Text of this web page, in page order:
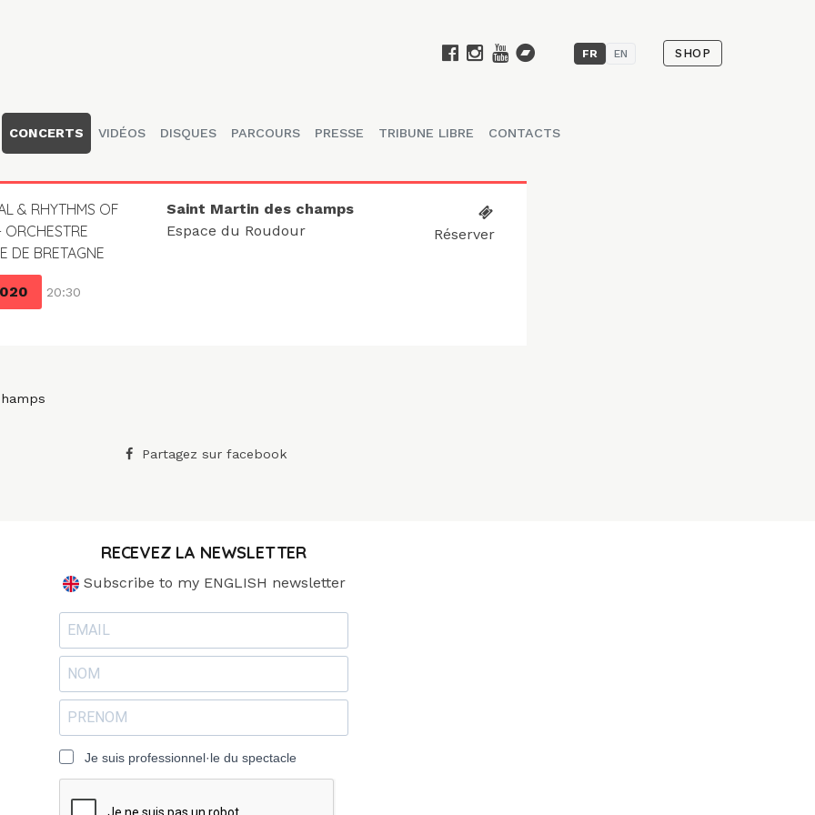
FR EN SHOP
CONCERTS VIDÉOS DISQUES PARCOURS PRESSE TRIBUNE LIBRE CONTACTS
& RHYTHMS OF
ORCHESTRE
DE BRETAGNE
20:30
Saint Martin des champs
Espace du Roudour
Réserver
Partagez sur facebook
RECEVEZ LA NEWSLETTER
Subscribe to my ENGLISH newsletter
Je suis professionnel·le du spectacle